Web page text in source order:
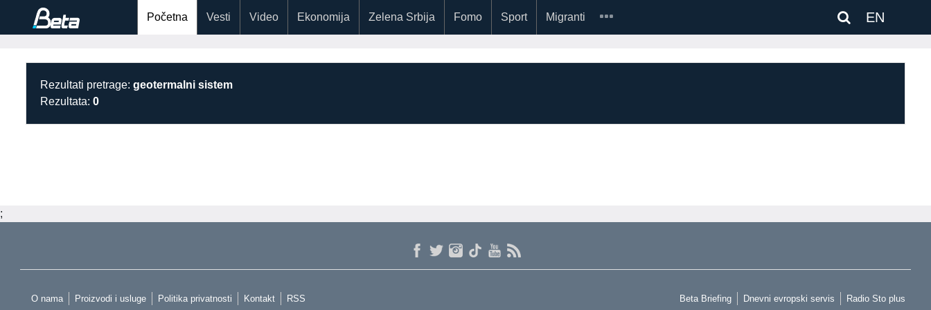
EN
Početna Vesti Video Ekonomija Zelena Srbija Fomo Sport Migranti
Rezultati pretrage: geotermalni sistem
Rezultata: 0
;
O nama Proizvodi i usluge Politika privatnosti Kontakt RSS Beta Briefing Dnevni evropski servis Radio Sto plus